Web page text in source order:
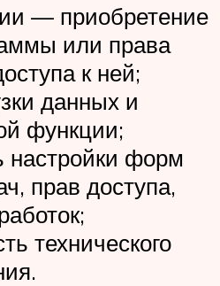
— приобретение
или права
к ней;
данных и
функции;
настройки форм
прав доступа,
технического